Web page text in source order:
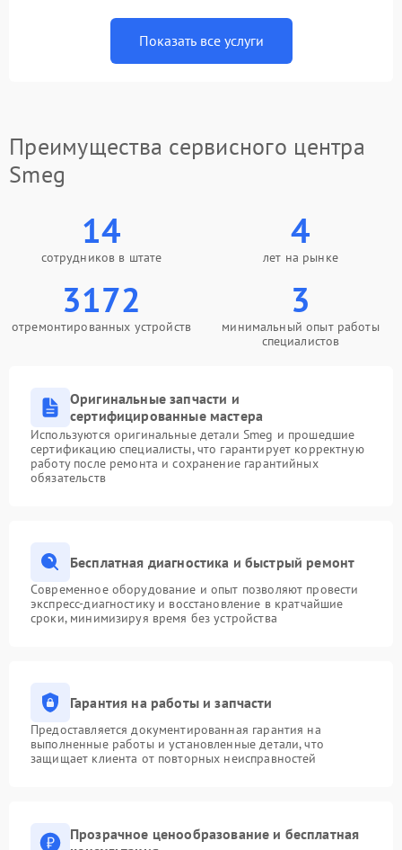
Показать все услуги
Преимущества сервисного центра
Smeg
14
сотрудников в штате
4
лет на рынке
3172
отремонтированных устройств
3
минимальный опыт работы
специалистов
Оригинальные запчасти и
сертифицированные мастера
Используются оригинальные детали Smeg и прошедшие
сертификацию специалисты, что гарантирует корректную
работу после ремонта и сохранение гарантийных
обязательств
Бесплатная диагностика и быстрый ремонт
Современное оборудование и опыт позволяют провести
экспресс-диагностику и восстановление в кратчайшие
сроки, минимизируя время без устройства
Гарантия на работы и запчасти
Предоставляется документированная гарантия на
выполненные работы и установленные детали, что
защищает клиента от повторных неисправностей
Прозрачное ценообразование и бесплатная